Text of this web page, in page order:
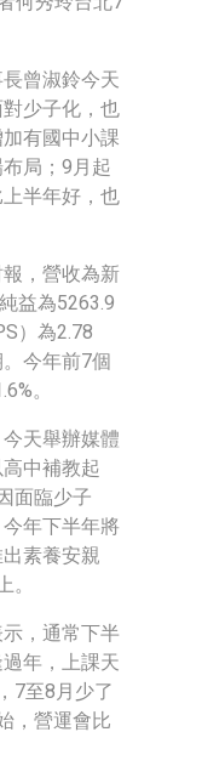
曾淑鈴今天
少子化，也
有國中小課
局；9月起
半年好，也
，營收為新
益為5263.9
）為2.78
今年前7個
。
天舉辦媒體
中補教起
面臨少子
年下半年將
素養安親
，通常下半
年，上課天
7至8月少了
，營運會比